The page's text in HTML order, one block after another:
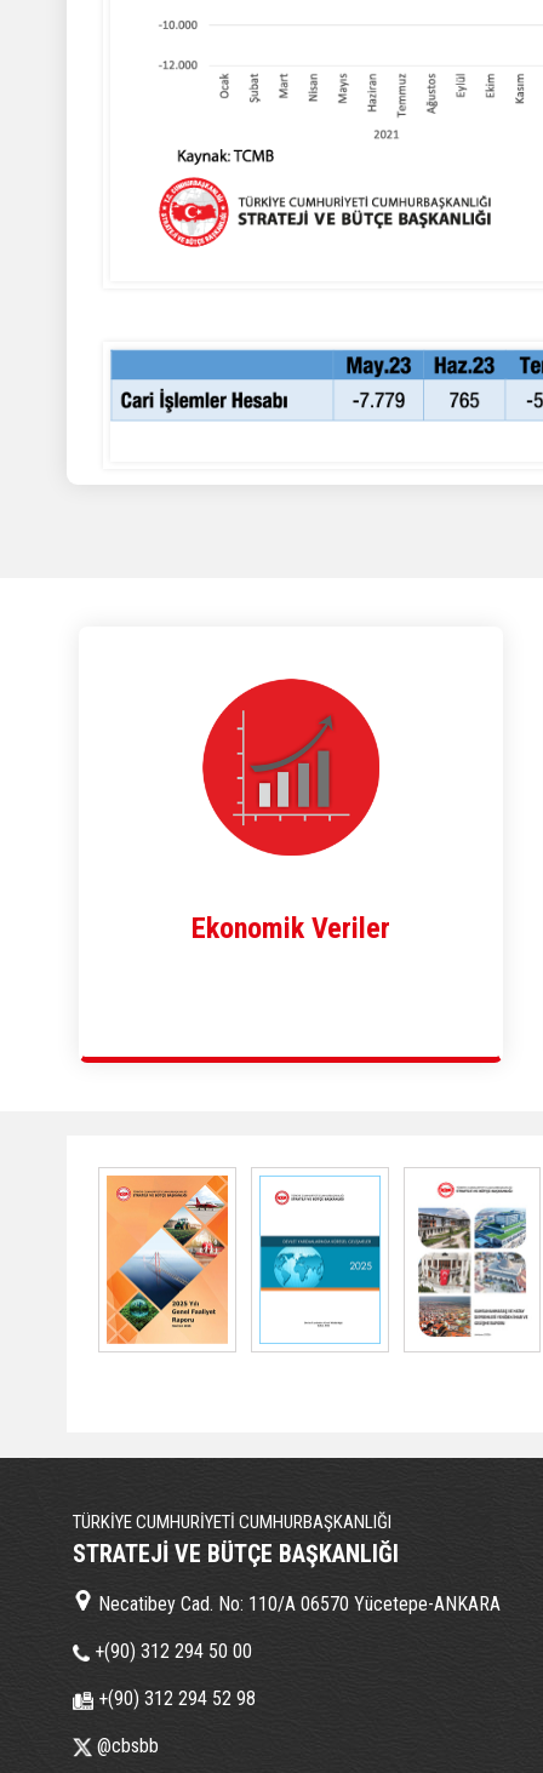
Ekonomik Veriler
TÜRKİYE CUMHURİYETİ CUMHURBAŞKANLIĞI
STRATEJİ VE BÜTÇE BAŞKANLIĞI
Necatibey Cad. No: 110/A 06570 Yücetepe-ANKARA
+(90) 312 294 50 00
+(90) 312 294 52 98
@cbsbb